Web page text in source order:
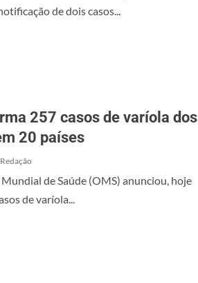
de dois casos...
257 casos de varíola dos
20 países
Redação
de Saúde (OMS) anunciou, hoje
de varíola...